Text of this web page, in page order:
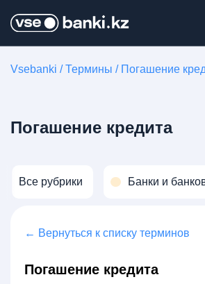
Vsebanki /Термины / Погашение
Погашение кредита
Все рубрики Банки и
← Вернуться к списку терминов
Погашение кредита